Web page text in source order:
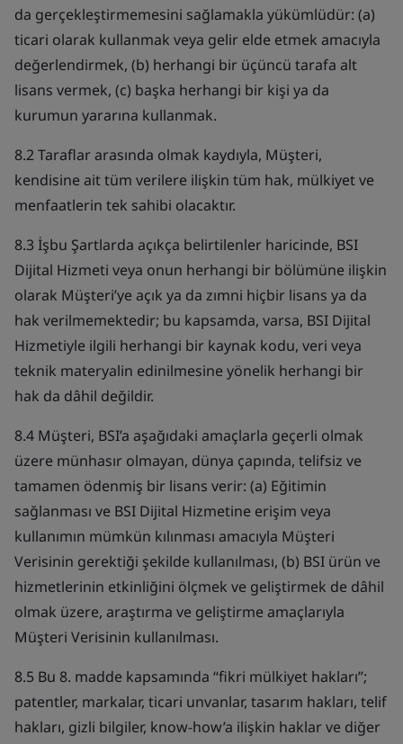
da gerçekleştirmemesini sağlamakla yükümlüdür: (a)
ticari olarak kullanmak veya gelir elde etmek amacıyla
değerlendirmek, (b) herhangi bir üçüncü tarafa alt
lisans vermek, (c) başka herhangi bir kişi ya da
kurumun yararına kullanmak.
8.2 Taraflar arasında olmak kaydıyla, Müşteri,
kendisine ait tüm verilere ilişkin tüm hak, mülkiyet ve
menfaatlerin tek sahibi olacaktır.
8.3 İşbu Şartlarda açıkça belirtilenler haricinde, BSI
Dijital Hizmeti veya onun herhangi bir bölümüne ilişkin
olarak Müşteri’ye açık ya da zımni hiçbir lisans ya da
hak verilmemektedir; bu kapsamda, varsa, BSI Dijital
Hizmetiyle ilgili herhangi bir kaynak kodu, veri veya
teknik materyalin edinilmesine yönelik herhangi bir
hak da dâhil değildir.
8.4 Müşteri, BSI’a aşağıdaki amaçlarla geçerli olmak
üzere münhasır olmayan, dünya çapında, telifsiz ve
tamamen ödenmiş bir lisans verir: (a) Eğitimin
sağlanması ve BSI Dijital Hizmetine erişim veya
kullanımın mümkün kılınması amacıyla Müşteri
Verisinin gerektiği şekilde kullanılması, (b) BSI ürün ve
hizmetlerinin etkinliğini ölçmek ve geliştirmek de dâhil
olmak üzere, araştırma ve geliştirme amaçlarıyla
Müşteri Verisinin kullanılması.
8.5 Bu 8. madde kapsamında “fikri mülkiyet hakları”;
patentler, markalar, ticari unvanlar, tasarım hakları, telif
hakları, gizli bilgiler, know-how’a ilişkin haklar ve diğer